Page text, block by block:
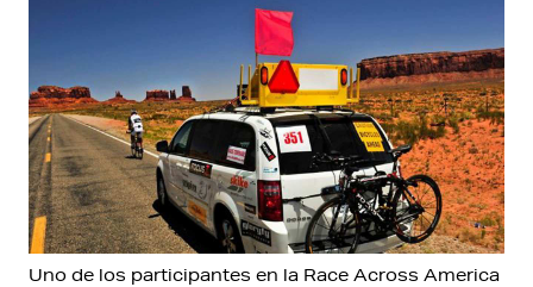
Uno de los participantes en la Race Across America